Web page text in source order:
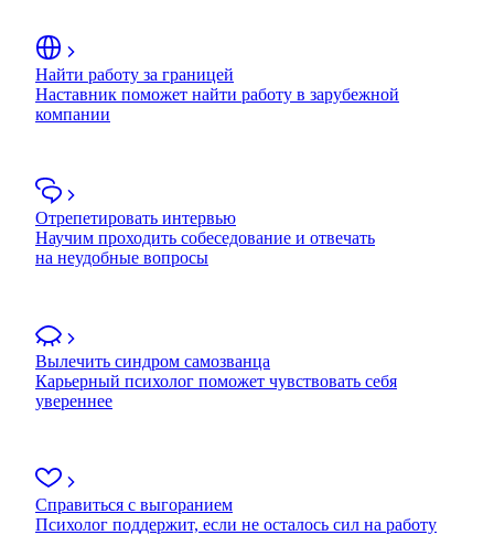
Найти работу за границей
Наставник поможет найти работу в зарубежной
компании
Отрепетировать интервью
Научим проходить собеседование и отвечать
на неудобные вопросы
Вылечить синдром самозванца
Карьерный психолог поможет чувствовать себя
увереннее
Справиться с выгоранием
Психолог поддержит, если не осталось сил на работу